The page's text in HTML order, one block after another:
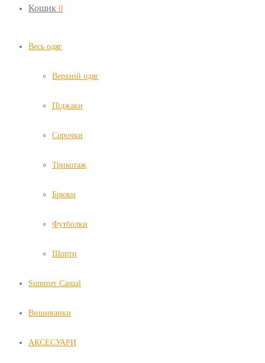
Кошик 0
Весь одяг
Верхній одяг
Піджаки
Сорочки
Трикотаж
Брюки
Футболки
Шорти
Summer Casual
Вишиванки
АКСЕСУАРИ